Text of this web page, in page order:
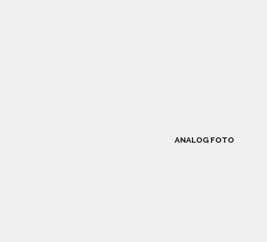
ANALOG FOTO